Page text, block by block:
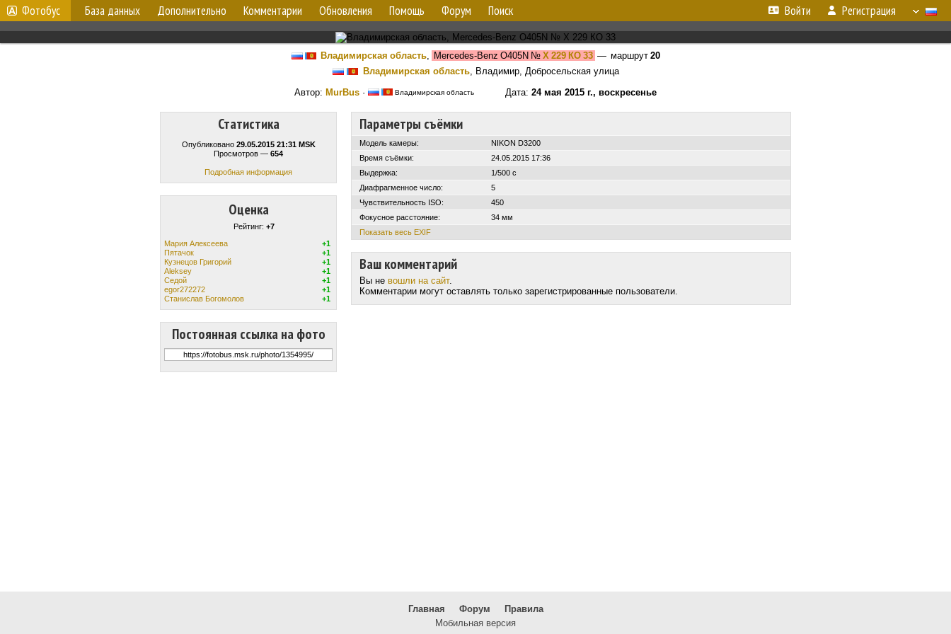
Фотобус База данных Дополнительно Комментарии Обновления Помощь Форум Поиск Войти Регистрация
Владимирская область, Mercedes-Benz O405N № Х 229 КО 33 — маршрут 20
Владимирская область, Владимир, Добросельская улица
Автор: MurBus · Владимирская область Дата: 24 мая 2015 г., воскресенье
Статистика
Опубликовано 29.05.2015 21:31 MSK
Просмотров — 654
Подробная информация
Оценка
Рейтинг: +7
Мария Алексеева
+1
Пятачок
+1
Кузнецов Григорий
+1
Aleksey
+1
Cедой
+1
egor272272
+1
Станислав Богомолов
+1
Постоянная ссылка на фото
Параметры съёмки
Модель камеры:
NIKON D3200
Время съёмки:
24.05.2015 17:36
Выдержка:
1/500 с
Диафрагменное число:
5
Чувствительность ISO:
450
Фокусное расстояние:
34 мм
Показать весь EXIF
Ваш комментарий
Вы не вошли на сайт.
Комментарии могут оставлять только зарегистрированные пользователи.
Главная Форум
Правила
Мобильная версия